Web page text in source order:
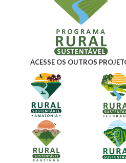
ACESSE OS OUTROS
Brasil registra 3,9
impulsionam e